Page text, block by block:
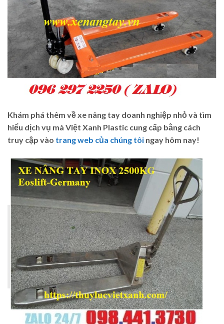
Khám phá thêm về xe nâng tay doanh nghiệp nhỏ và tìm
hiểu dịch vụ mà Việt Xanh Plastic cung cấp bằng cách
truy cập vào trang web của chúng tôi ngay hôm nay!